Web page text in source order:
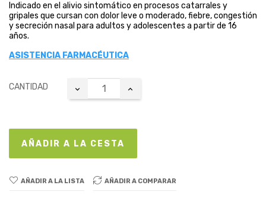
Indicado en el alivio sintomático en procesos catarrales y
gripales que cursan con dolor leve o moderado, fiebre, congestión
y secreción nasal para adultos y adolescentes a partir de 16
años.
ASISTENCIA FARMACÉUTICA
CANTIDAD
AÑADIR A LA CESTA
AÑADIR A LA LISTA AÑADIR A COMPARAR